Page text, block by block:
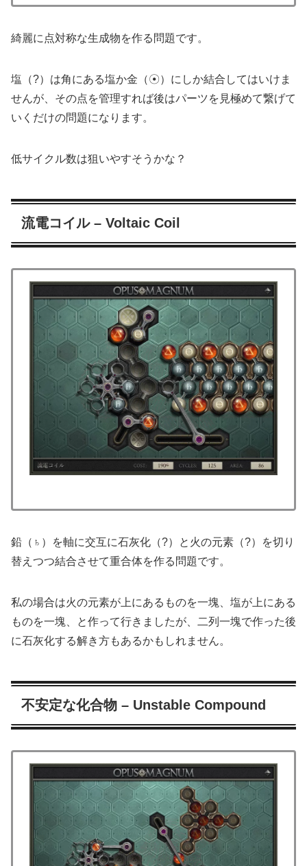
綺麗に点対称な生成物を作る問題です。
塩（?）は角にある塩か金（☉）にしか結合してはいけま
せんが、その点を管理すれば後はパーツを見極めて繋げて
いくだけの問題になります。
低サイクル数は狙いやすそうかな？
流電コイル – Voltaic Coil
鉛（♄）を軸に交互に石灰化（?）と火の元素（?）を切り
替えつつ結合させて重合体を作る問題です。
私の場合は火の元素が上にあるものを一塊、塩が上にある
ものを一塊、と作って行きましたが、二列一塊で作った後
に石灰化する解き方もあるかもしれません。
不安定な化合物 – Unstable Compound